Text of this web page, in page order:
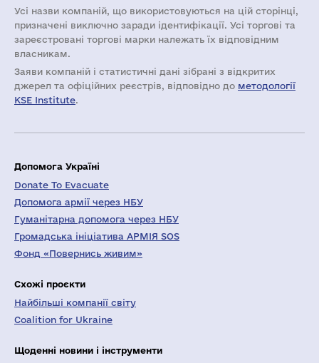
Усі назви компаній, що використовуються на цій сторінці,
призначені виключно заради ідентифікації. Усі торгові та
зареєстровані торгові марки належать їх відповідним
власникам.
Заяви компаній i статистичні дані зібрані з відкритих
джерел та офіційних реєстрів, відповідно до методології
KSE Institute.
Допомога Україні
Donate To Evacuate
Допомога армії через НБУ
Гуманітарна допомога через НБУ
Громадська ініціатива АРМІЯ SOS
Фонд «Повернись живим»
Схожі проєкти
Найбільші компанії світу
Coalition for Ukraine
Щоденні новини і інструменти